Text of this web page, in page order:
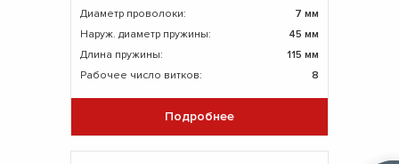
Диаметр проволоки:
7 мм
Наруж. диаметр пружины:
45 мм
Длина пружины:
115 мм
Рабочее число витков:
8
Подробнее